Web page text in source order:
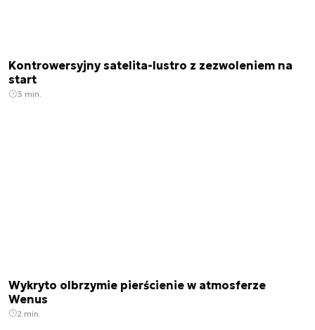
Kontrowersyjny satelita-lustro z zezwoleniem na
start
3 min.
Wykryto olbrzymie pierścienie w atmosferze
Wenus
2 min.